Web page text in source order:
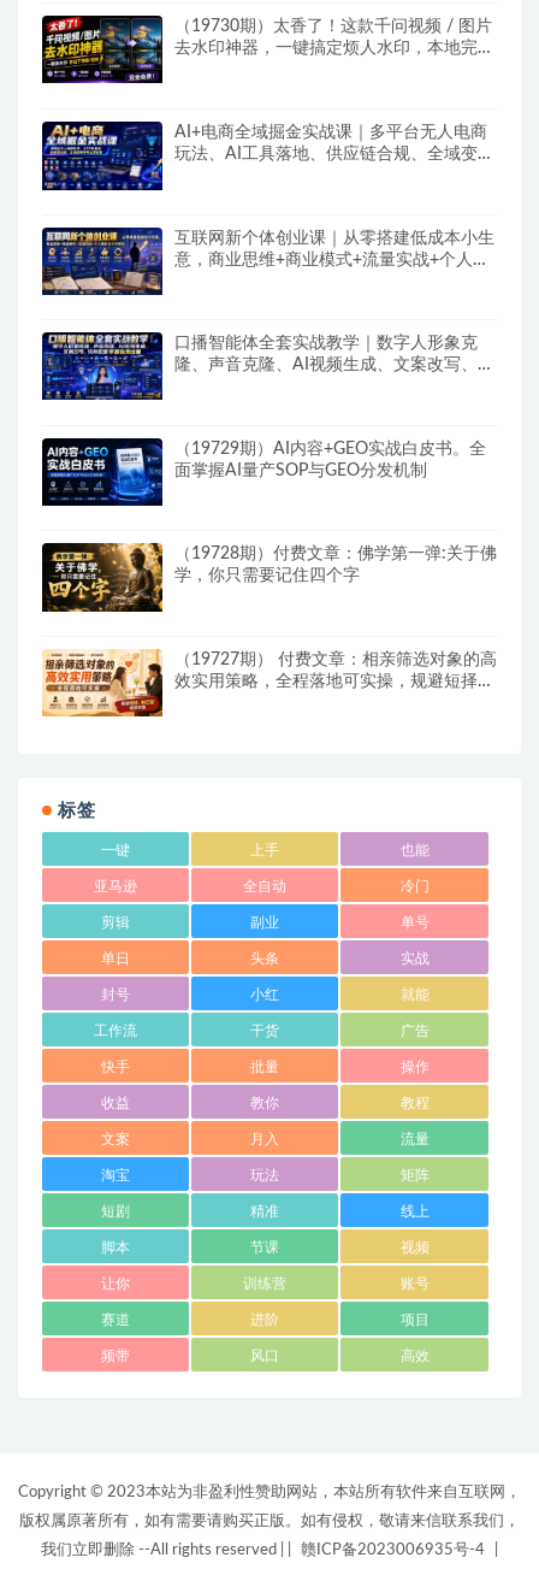
（19730期）太香了！这款千问视频 / 图片
去水印神器，一键搞定烦人水印，本地完全
AI+电商全域掘金实战课｜多平台无人电商
玩法、AI工具落地、供应链合规、全域变现
互联网新个体创业课｜从零搭建低成本小生
意，商业思维+商业模式+流量实战+个人成
口播智能体全套实战教学｜数字人形象克
隆、声音克隆、AI视频生成、文案改写、软
（19729期）AI内容+GEO实战白皮书。全
面掌握AI量产SOP与GEO分发机制
（19728期）付费文章：佛学第一弹:关于佛
学，你只需要记住四个字
（19727期） 付费文章：相亲筛选对象的高
效实用策略，全程落地可实操，规避短择、
标签
一键 上手 也能
亚马逊 全自动 冷门
剪辑 副业 单号
单日 头条 实战
封号 小红 就能
工作流 干货 广告
快手 批量 操作
收益 教你 教程
文案 月入 流量
淘宝 玩法 矩阵
短剧 精准 线上
脚本 节课 视频
让你 训练营 账号
赛道 进阶 项目
频带 风口 高效
Copyright © 2023本站为非盈利性赞助网站，本站所有软件来自互联网，
版权属原著所有，如有需要请购买正版。如有侵权，敬请来信联系我们，
我们立即删除 --All rights reserved |
赣ICP备2023006935号-4